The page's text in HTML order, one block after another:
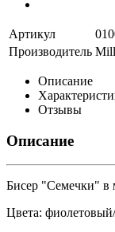
Артикул
Производитель
Описание
Отзывы
Описание
Бисер "Семечки" в
Цвета: